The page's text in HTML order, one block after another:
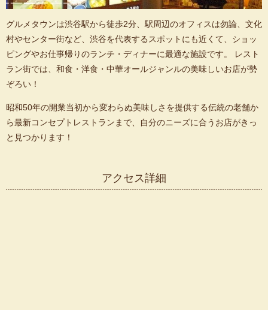
グルメタウンは渋谷駅から徒歩2分、駅周辺のオフィスは勿論、文化
村やセンター街など、渋谷を代表するスポットにも近くて、ショッ
ピングやお仕事帰りのランチ・ディナーに最適な施設です。 レスト
ラン街では、和食・洋食・中華オールジャンルの美味しいお店が勢
ぞろい！
昭和50年の開業当初から変わらぬ美味しさを提供する伝統の老舗か
ら最新コンセプトレストランまで、自分のニーズに合うお店がきっ
と見つかります！
アクセス詳細